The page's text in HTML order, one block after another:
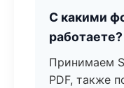
С какими
работаете?
Принимаем
PDF, также